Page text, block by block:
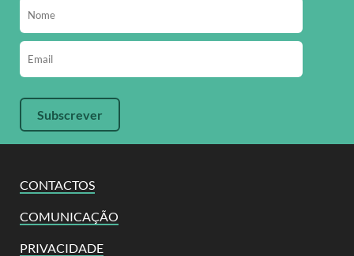
CONTACTOS
COMUNICAÇÃO
PRIVACIDADE